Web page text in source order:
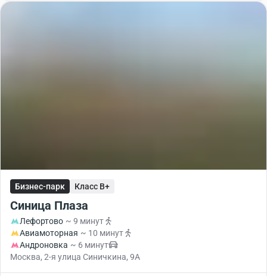
Бизнес-парк Класс B+
Синица Плаза
Лефортово ~ 9 минут
Авиамоторная ~ 10 минут
Андроновка ~ 6 минут
Москва, 2-я улица Синичкина, 9А